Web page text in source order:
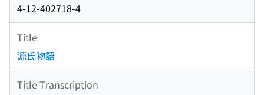
4-12-402718-4
Title
源氏物語
Title Transcription